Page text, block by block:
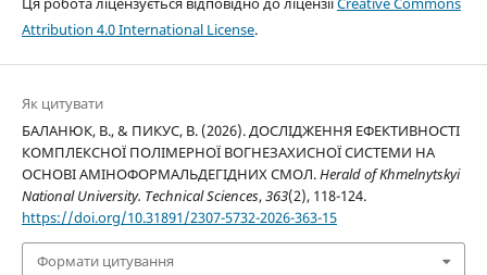
Attribution 4.0 International License.
Як цитувати
БАЛАНЮК, В., & ПИКУС, В. (2026). ДОСЛІДЖЕННЯ ЕФЕКТИВНОСТІ
КОМПЛЕКСНОЇ ПОЛІМЕРНОЇ ВОГНЕЗАХИСНОЇ СИСТЕМИ НА
ОСНОВІ АМІНОФОРМАЛЬДЕГІДНИХ СМОЛ.Herald of Khmelnytskyi
National University. Technical Sciences,363(2), 118-124.
https://doi.org/10.31891/2307-5732-2026-363-15
Формати цитування